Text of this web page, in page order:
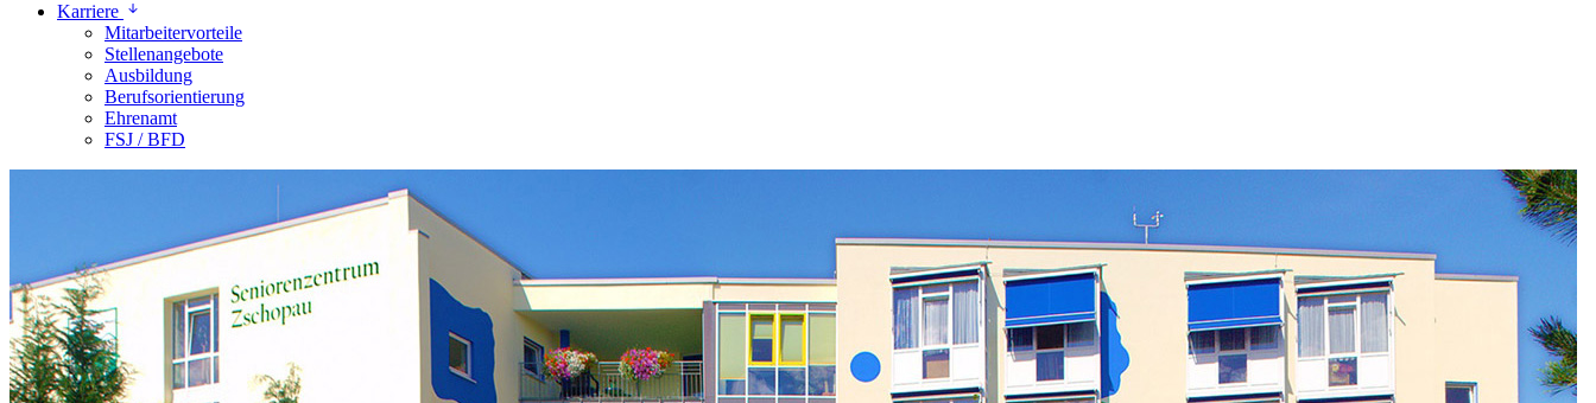
Karriere
Mitarbeitervorteile
Stellenangebote
Ausbildung
Berufsorientierung
Ehrenamt
FSJ / BFD